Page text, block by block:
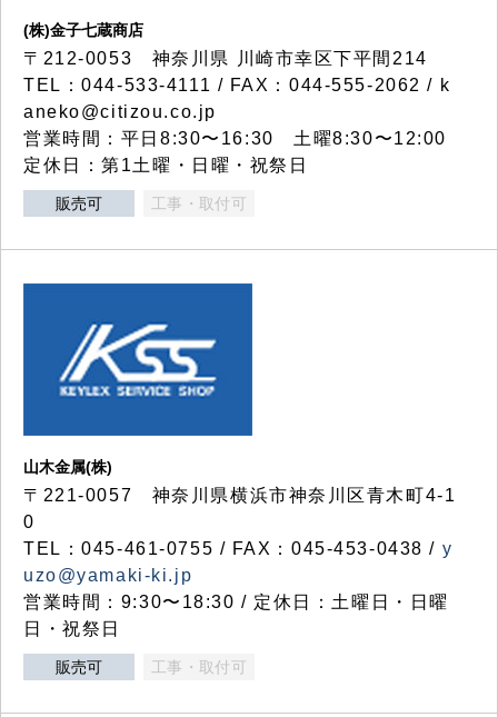
(株)金子七蔵商店
〒212-0053 神奈川県 川崎市幸区下平間214
TEL：044-533-4111 / FAX：044-555-2062 / k
aneko@citizou.co.jp
営業時間：平日8:30〜16:30 土曜8:30〜12:00
定休日：第1土曜・日曜・祝祭日
販売可 工事・取付可
山木金属(株)
〒221-0057 神奈川県横浜市神奈川区青木町4-1
0
TEL：045-461-0755 / FAX：045-453-0438 / y
uzo@yamaki-ki.jp
営業時間：9:30〜18:30 / 定休日：土曜日・日曜
日・祝祭日
販売可 工事・取付可